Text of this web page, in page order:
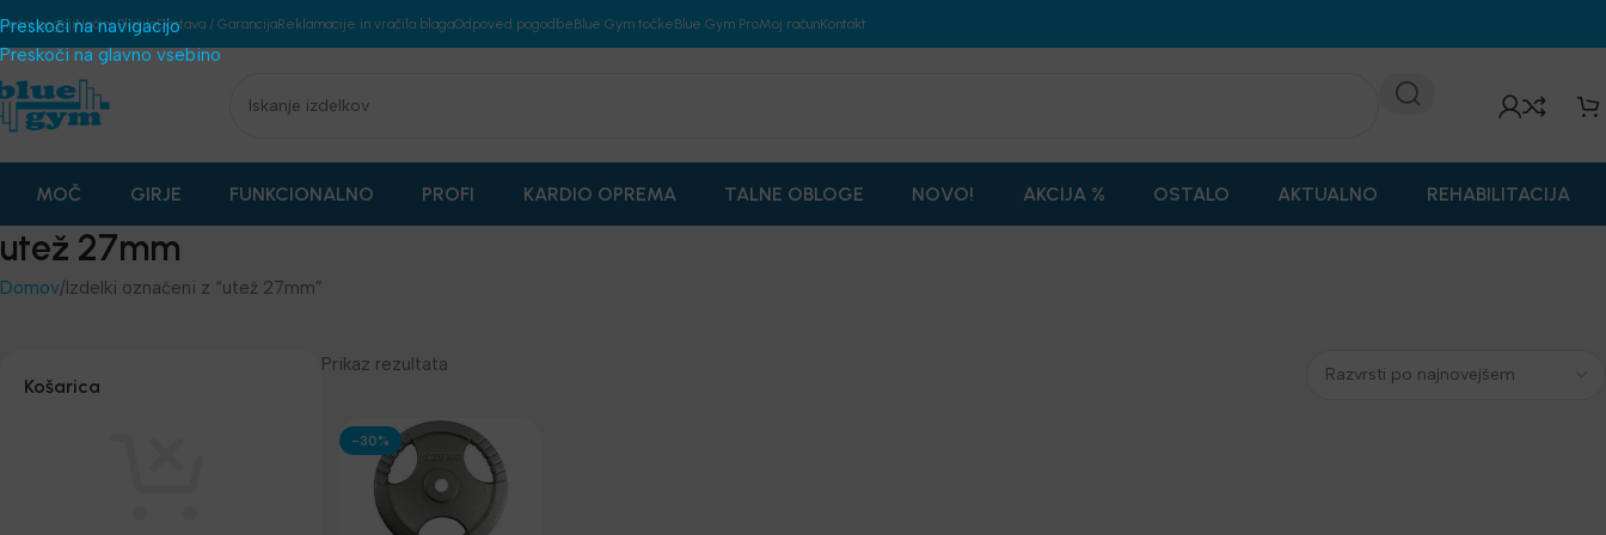
Preskoči na navigacijo
Preskoči na glavno vsebino
pogojiNačini PlačilaDostava / GarancijaReklamacije in vračila blagaOdpoved pogodbeBlue Gym točkeBlue Gym ProMoj računKontakt
MOČ GIRJE FUNKCIONALNO PROFI KARDIO OPREMA TALNE OBLOGE NOVO! AKCIJA % OSTALO AKTUALNO REHABILITACIJA
utež 27mm
Domov Izdelki označeni z “utež 27mm”
Košarica
Prikaz rezultata
-30%